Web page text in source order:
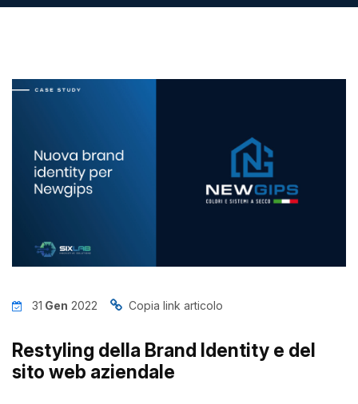
News
Contatti
31 Gen 2022 Copia link articolo
Restyling della Brand Identity e del
sito web aziendale